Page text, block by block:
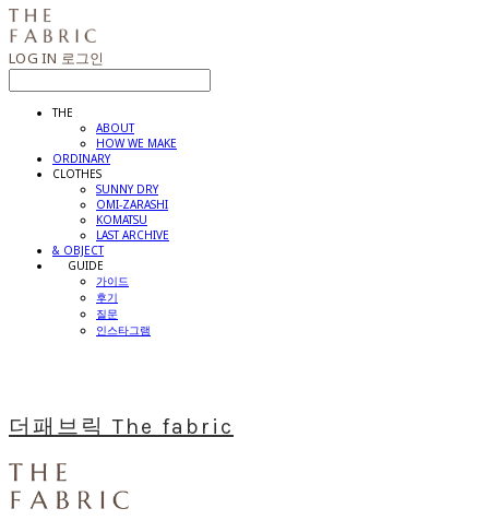
LOG IN 로그인
THE
ABOUT
HOW WE MAKE
ORDINARY
CLOTHES
SUNNY DRY
OMI-ZARASHI
KOMATSU
LAST ARCHIVE
& OBJECT
⠀⠀GUIDE
가이드
후기
질문
인스타그램
더패브릭 The fabric